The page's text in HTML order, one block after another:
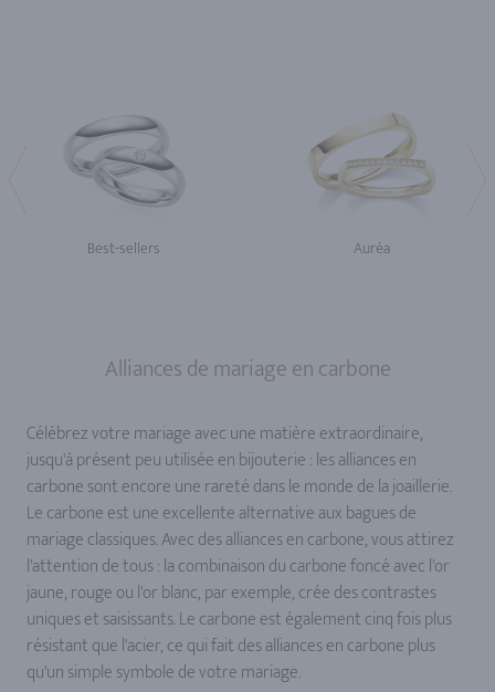
Best-sellers Auréa
Alliances de mariage en carbone
Célébrez votre mariage avec une matière extraordinaire,
jusqu'à présent peu utilisée en bijouterie : les alliances en
carbone sont encore une rareté dans le monde de la joaillerie.
Le carbone est une excellente alternative aux bagues de
mariage classiques. Avec des alliances en carbone, vous attirez
l'attention de tous : la combinaison du carbone foncé avec l'or
jaune, rouge ou l'or blanc, par exemple, crée des contrastes
uniques et saisissants. Le carbone est également cinq fois plus
résistant que l'acier, ce qui fait des alliances en carbone plus
qu'un simple symbole de votre mariage.